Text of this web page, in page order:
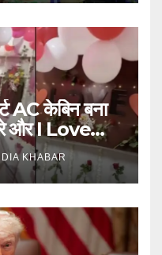
AC केबिन बना
और I Love
KHABAR